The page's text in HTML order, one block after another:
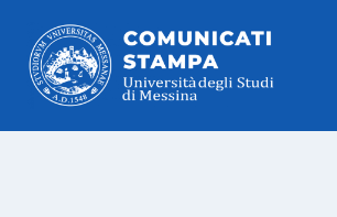
contenuto